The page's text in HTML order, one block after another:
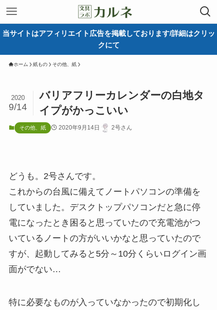
当サイトはアフィリエイト広告を掲載しております/詳細はクリッ
クにて
ホーム 紙もの その他、紙
バリアフリーカレンダーの白地タ
イプがかっこいい
2020
9/14
その他、紙 2020年9月14日 2号さん
どうも。2号さんです。
これからの台風に備えてノートパソコンの準備を
していました。デスクトップパソコンだと急に停
電になったとき困ると思っていたので充電池がつ
いているノートの方がいいかなと思っていたので
すが、起動してみると5分～10分くらいログイン画
面がでない…
特に必要なものが入っていなかったので初期化し